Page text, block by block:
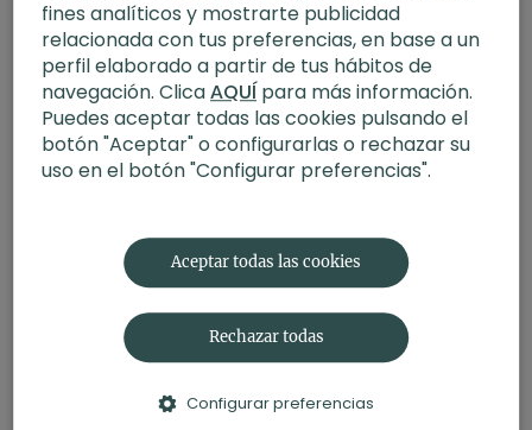
fines analíticos y mostrarte publicidad
relacionada con tus preferencias, en base a un
perfil elaborado a partir de tus hábitos de
navegación. ClicaAQUÍpara más información.
Puedes aceptar todas las cookies pulsando el
botón "Aceptar" o configurarlas o rechazar su
uso en el botón "Configurar preferencias".
Aceptar todas las cookies
Rechazar todas
Configurar preferencias